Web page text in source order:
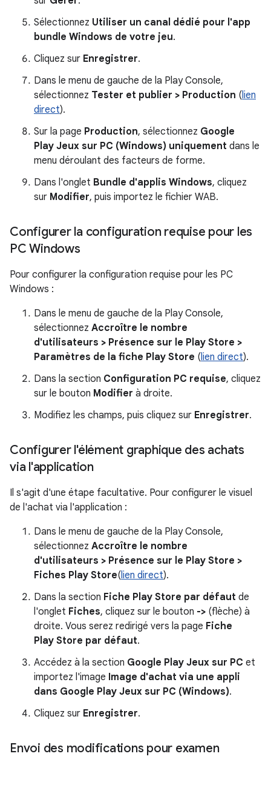
Sélectionnez Utiliser un canal dédié pour l'app
bundle Windows de votre jeu.
Cliquez sur Enregistrer.
Dans le menu de gauche de la Play Console,
sélectionnez Tester et publier > Production (lien
direct).
Sur la page Production, sélectionnez Google
Play Jeux sur PC (Windows) uniquement dans le
menu déroulant des facteurs de forme.
Dans l'onglet Bundle d'applis Windows, cliquez
sur Modifier, puis importez le fichier WAB.
Configurer la configuration requise pour les
PC Windows
Pour configurer la configuration requise pour les PC
Windows :
Dans le menu de gauche de la Play Console,
sélectionnez Accroître le nombre
d'utilisateurs > Présence sur le Play Store >
Paramètres de la fiche Play Store (lien direct).
Dans la section Configuration PC requise, cliquez
sur le bouton Modifier à droite.
Modifiez les champs, puis cliquez sur Enregistrer.
Configurer l'élément graphique des achats
via l'application
Il s'agit d'une étape facultative. Pour configurer le visuel
de l'achat via l'application :
Dans le menu de gauche de la Play Console,
sélectionnez Accroître le nombre
d'utilisateurs > Présence sur le Play Store >
Fiches Play Store(lien direct).
Dans la section Fiche Play Store par défaut de
l'onglet Fiches, cliquez sur le bouton -> (flèche) à
droite. Vous serez redirigé vers la page Fiche
Play Store par défaut.
Accédez à la section Google Play Jeux sur PC et
importez l'image Image d'achat via une appli
dans Google Play Jeux sur PC (Windows).
Cliquez sur Enregistrer.
Envoi des modifications pour examen